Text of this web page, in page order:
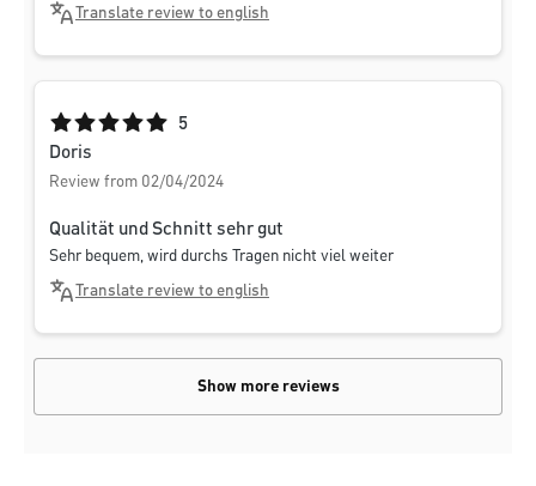
Translate review to english
Average rating of 5 out of 5 stars
5
Doris
Review from 02/04/2024
Qualität und Schnitt sehr gut
Sehr bequem, wird durchs Tragen nicht viel weiter
Translate review to english
Show more reviews